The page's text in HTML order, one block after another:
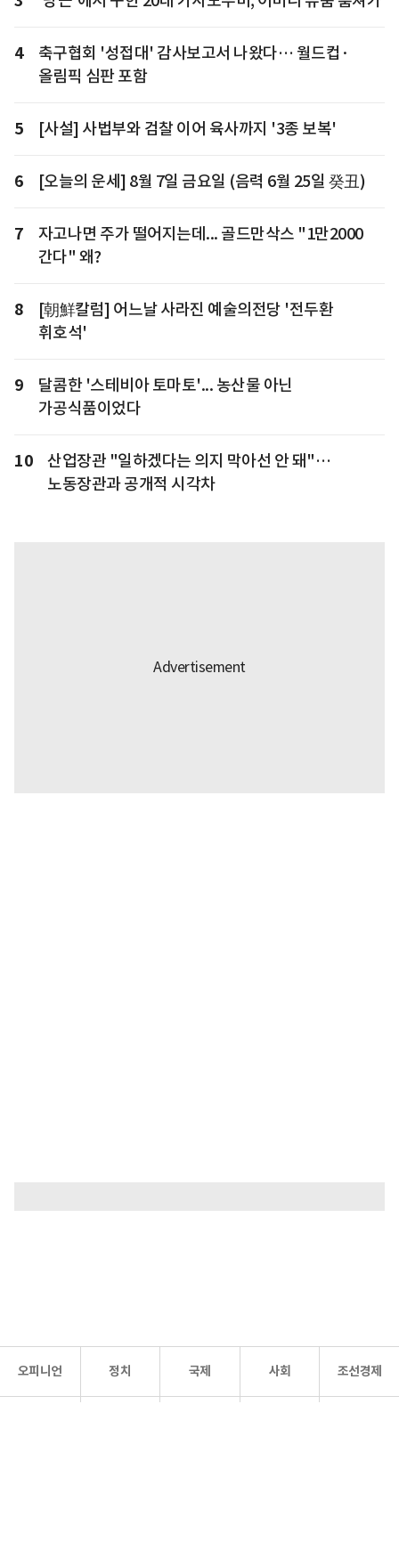
4
축구협회 '성접대' 감사보고서 나왔다… 월드컵·
올림픽 심판 포함
5 [사설] 사법부와 검찰 이어 육사까지 '3종 보복'
6 [오늘의 운세] 8월 7일 금요일 (음력 6월 25일 癸丑)
7
자고나면 주가 떨어지는데... 골드만삭스 "1만2000
간다" 왜?
8
[朝鮮칼럼] 어느날 사라진 예술의전당 '전두환
휘호석'
9
달콤한 '스테비아 토마토'... 농산물 아닌
가공식품이었다
10
산업장관 "일하겠다는 의지 막아선 안 돼"…
노동장관과 공개적 시각차
오피니언 정치 국제 사회 조선경제